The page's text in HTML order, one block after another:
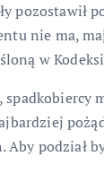
pozostawił
nie ma,
w
podział